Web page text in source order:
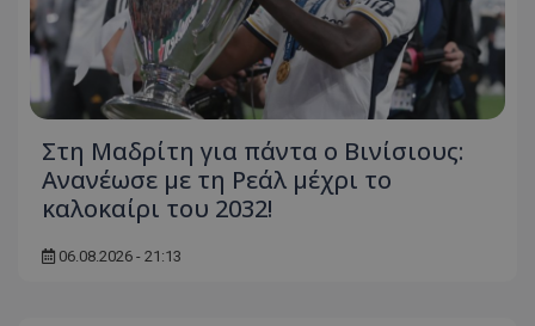
Στη Μαδρίτη για πάντα ο Βινίσιους:
Ανανέωσε με τη Ρεάλ μέχρι το
καλοκαίρι του 2032!
06.08.2026 - 21:13